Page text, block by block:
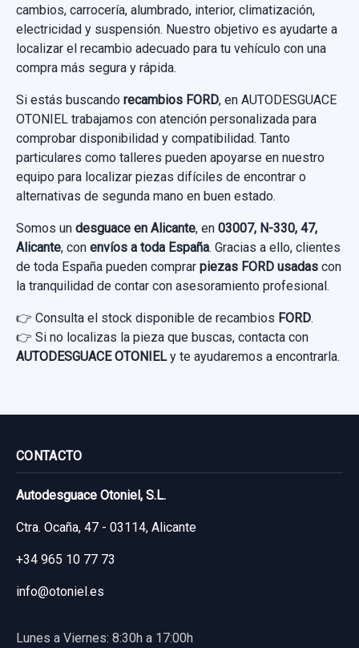
cambios, carrocería, alumbrado, interior, climatización,
electricidad y suspensión. Nuestro objetivo es ayudarte a
localizar el recambio adecuado para tu vehículo con una
compra más segura y rápida.
Si estás buscando recambios FORD, en AUTODESGUACE
OTONIEL trabajamos con atención personalizada para
comprobar disponibilidad y compatibilidad. Tanto
particulares como talleres pueden apoyarse en nuestro
equipo para localizar piezas difíciles de encontrar o
alternativas de segunda mano en buen estado.
Somos un desguace en Alicante, en 03007, N-330, 47,
Alicante, con envíos a toda España. Gracias a ello, clientes
de toda España pueden comprar piezas FORD usadas con
la tranquilidad de contar con asesoramiento profesional.
👉 Consulta el stock disponible de recambios FORD.
👉 Si no localizas la pieza que buscas, contacta con
AUTODESGUACE OTONIELy te ayudaremos a encontrarla.
CONTACTO
Autodesguace Otoniel, S.L.
Ctra. Ocaña, 47 - 03114, Alicante
+34 965 10 77 73
info@otoniel.es
Lunes a Viernes: 8:30h a 17:00h